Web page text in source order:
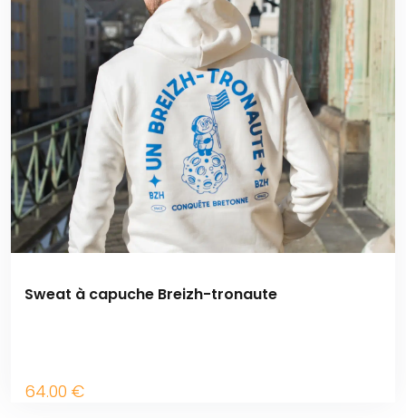
Sweat à capuche Breizh-tronaute
64.00 €